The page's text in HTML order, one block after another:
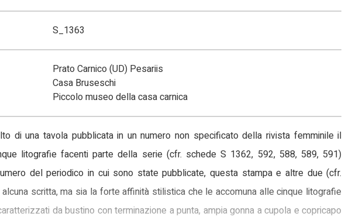
S_1363
Prato Carnico (UD) Pesariis
Casa Bruseschi
Piccolo museo della casa carnica
di una tavola pubblicata in un numero non specificato della rivista femminile il
litografie facenti parte della serie (cfr. schede S 1362, 592, 588, 589, 591)
del periodico in cui sono state pubblicate, questa stampa e altre due (cfr.
scritta, ma sia la forte affinità stilistica che le accomuna alle cinque litografie
da bustino con terminazione a punta, ampia gonna a cupola e copricapo